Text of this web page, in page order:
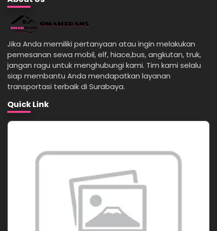
Jika Anda memiliki pertanyaan atau ingin melakukan
pemesanan sewa mobil, elf, hiace,bus, angkutan, truk,
jangan ragu untuk menghubungi kami. Tim kami selalu
siap membantu Anda mendapatkan layanan
transportasi terbaik di Surabaya.
Quick Link